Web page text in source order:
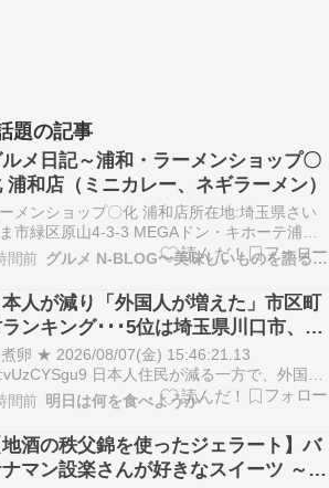
題の記事
メ日記～浦和・ラーメンショップ〇
浦和店（ミニカレー、ネギラーメン）
メンショップ〇化 浦和店所在地:埼玉県さい
市緑区原山4-3-3 MEGAドン・キホーテ浦和
店 B1Fアクセス:JR浦和駅東口徒歩30分 ※国
463号沿い営業時間:10:30～21:00TEL:不明定休
なし駐車場:有り（ドンキ駐車場）2回目の訪店
るが、今後ドン…
間前 グルメ N-BLOG〜美味しいものを語る日記〜
本人が減り「外国人が増えた」市区町
ンキング･･･5位は埼玉県川口市、4
都市、ではトップ3は？
卵 ★ 2026/08/07(金) 15:46:21.13
日本人住民が減る一方で、外国人
が増えている。全国の自治体で、人口構成の
化が進んでいる。総務省が2026年7月29日に公
した「住民基本台帳に基づく人口、人口動態及
世帯数」による…
間前 明日は何を食べようか
地酒の秩父錦を使ったジェラート】バ
マン設楽さんが好きなスイーツ ～オ